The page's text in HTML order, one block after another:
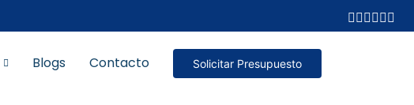
Blogs Contacto Solicitar Presupuesto